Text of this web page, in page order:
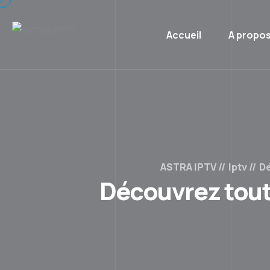
Skip
Accueil A propos
ASTRA IPTV Iptv
Découvrez